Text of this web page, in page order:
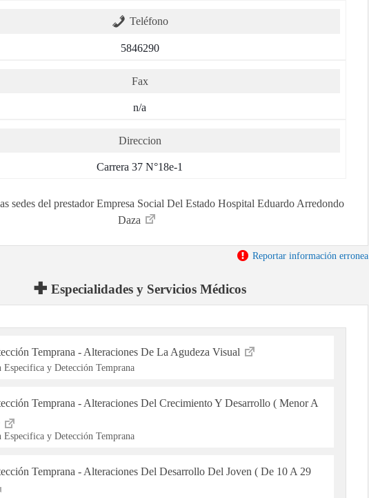
Teléfono
5846290
Fax
n/a
Direccion
Carrera 37 N°18e-1
sedes del prestador Empresa Social Del Estado Hospital Eduardo Arredondo
Daza
Reportar información erronea
Especialidades y Servicios Médicos
Temprana - Alteraciones De La Agudeza Visual
Especifica y Detección Temprana
Temprana - Alteraciones Del Crecimiento Y Desarrollo ( Menor A
Especifica y Detección Temprana
Temprana - Alteraciones Del Desarrollo Del Joven ( De 10 A 29